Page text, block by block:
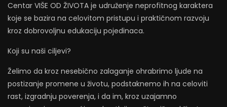
Centar VIŠE OD ŽIVOTA je udruženje neprofitnog karaktera
koje se bazira na celovitom pristupu i praktičnom razvoju
kroz dobrovoljnu edukaciju pojedinaca.
Koji su naši ciljevi?
Želimo da kroz nesebično zalaganje ohrabrimo ljude na
postizanje promene u životu, podstaknemo ih na celoviti
rast, izgradnju poverenja, i da im, kroz uzajamno